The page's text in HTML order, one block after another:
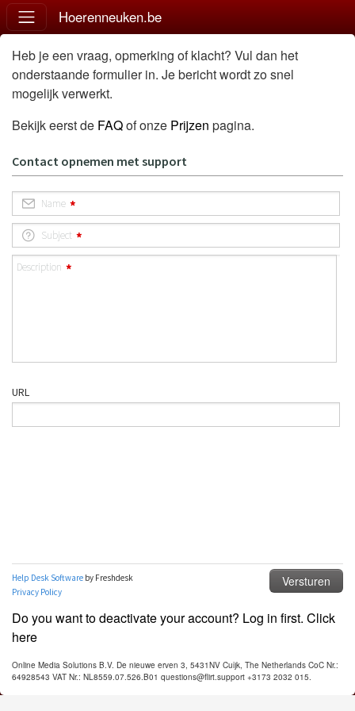
Hoerenneuken.be
Heb je een vraag, opmerking of klacht? Vul dan het
onderstaande formulier in. Je bericht wordt zo snel
mogelijk verwerkt.
Bekijk eerst de FAQof onze Prijzen pagina.
Do you want to deactivate your account? Log in first. Click
here
Online Media Solutions B.V. De nieuwe erven 3, 5431NV Cuijk, The Netherlands CoC Nr.:
64928543 VAT Nr.: NL8559.07.526.B01 questions@flirt.support +3173 2032 015.